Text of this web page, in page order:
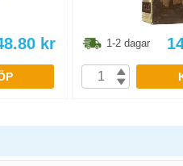
kr 1-2 dagar